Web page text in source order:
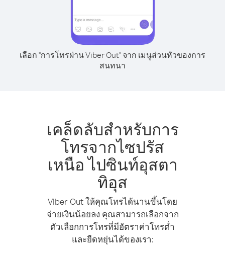
เลือก "การโทรผ่าน Viber Out" จาก เมนูส่วนหัวของการ
สนทนา
เคล็ดลับสำหรับการ
โทรจากไซปรัส
เหนือ ไปซินท์อุสตา
ทิอุส
Viber Out ให้คุณโทรได้นานขึ้นโดย
จ่ายเงินน้อยลง คุณสามารถเลือกจาก
ตัวเลือกการโทรที่มีอัตราค่าโทรต่ำ
และยืดหยุ่นได้ของเรา: